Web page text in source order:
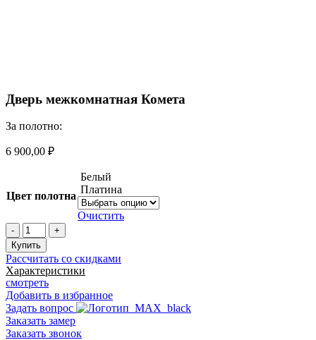
Дверь межкомнатная Комета
За полотно:
6 900,00 ₽
Цвет полотна
Белый
Платина
Очистить
Количество
товара
Дверь
межкомнатная
Комета
Купить
Рассчитать со скидками
Характеристики
смотреть
Добавить в избранное
Задать вопрос
Заказать замер
Заказать звонок